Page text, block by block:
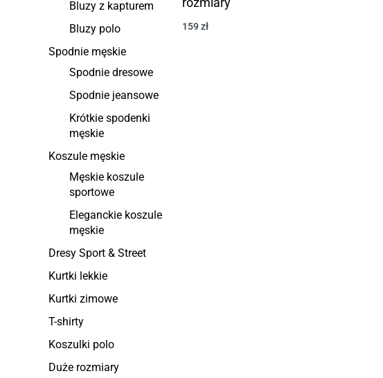
Bluzy z kapturem
Bluzy polo
Spodnie męskie
Spodnie dresowe
Spodnie jeansowe
Krótkie spodenki
męskie
Koszule męskie
Męskie koszule
sportowe
Eleganckie koszule
męskie
Dresy Sport & Street
Kurtki lekkie
Kurtki zimowe
T-shirty
Koszulki polo
Duże rozmiary
159zł